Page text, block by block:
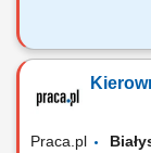
Twoja rola:
z jego
rozwijasz zespół w
Praca.pl